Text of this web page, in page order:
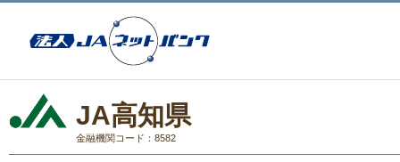
JA高知県
金融機関コード：8582